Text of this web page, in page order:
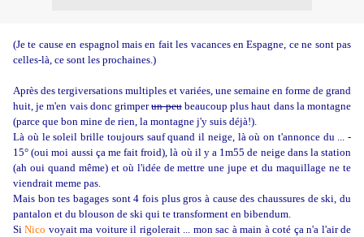
(Je te cause en espagnol mais en fait les vacances en Espagne, ce ne sont pas
celles-là, ce sont les prochaines.)
Après des tergiversations multiples et variées, une semaine en forme de grand
huit, je m'en vais donc grimperun peubeaucoup plus haut dans la montagne
(parce que bon mine de rien, la montagne j'y suis déjà!).
Là où le soleil brille toujours sauf quand il neige, là où on t'annonce du ... -
15° (oui moi aussi ça me fait froid), là où il y a 1m55 de neige dans la station
(ah oui quand même) et où l'idée de mettre une jupe et du maquillage ne te
viendrait meme pas.
Mais bon tes bagages sont 4 fois plus gros à cause des chaussures de ski, du
pantalon et du blouson de ski qui te transforment en bibendum.
SiNico voyait ma voiture il rigolerait ... mon sac à main à coté ça n'a l'air de